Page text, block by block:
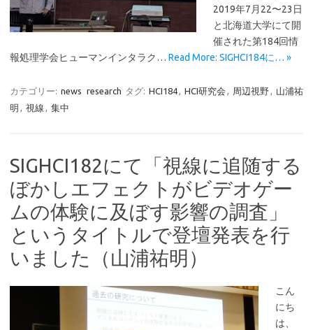
2019年7月22〜23日
と北海道大学にて開
催された第184回情
報処理学会ヒューマンインタラク… Read More: SIGHCI184に… »
カテゴリー: news research タグ: HCI184, HCI研究会 , 周辺視野, 山浦祐
明 , 視線 , 集中
SIGHCI182にて「視線に追随する
ぼかしエフェクトがビデオゲー
ムの体験に及ぼす影響の調査」
というタイトルで登壇発表を行
いました（山浦祐明）
こん
にち
は、